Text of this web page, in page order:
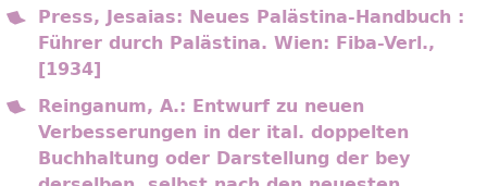
Press, Jesaias: Neues Palästina-Handbuch :
Führer durch Palästina. Wien: Fiba-Verl.,
[1934]
Reinganum, A.: Entwurf zu neuen
Verbesserungen in der ital. doppelten
Buchhaltung oder Darstellung der bey